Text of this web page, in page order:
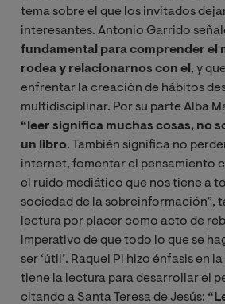
tema sobre el que los invitados
interesantes. Antonio Garrido
fundamental para comprender el
rodea y relacionarnos con el , y
enfrentar la creación de hábitos
multidisciplinar. Por su parte Alba
“leer significa muchas cosas, no
un libro. También significa no
internet, fomentar el pensamiento
el ruido mediático que nos tiene a
sociedad de la sobreinformación”,
lectura por placer como acto de
imperativo de que todo lo que se
ser ‘útil’. Raquel Pi hizo énfasis en
tiene la lectura para desarrollar el
citando a Santa Teresa de Jesús: